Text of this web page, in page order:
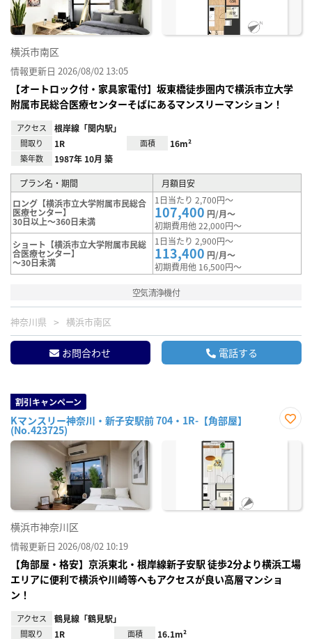
横浜市南区
情報更新日 2026/08/02 13:05
【オートロック付・家具家電付】坂東橋徒歩圏内で横浜市立大学
附属市民総合医療センターそばにあるマンスリーマンション！
アクセス 根岸線「関内駅」
間取り 1R 面積 16m²
築年数 1987年 10月 築
プラン名・期間
月額目安
ロング【横浜市立大学附属市民総合
医療センター】
30日以上～360日未満
1日当たり 2,700円～
107,400 円/月～
初期費用他 22,000円～
ショート【横浜市立大学附属市民総
合医療センター】
～30日未満
1日当たり 2,900円～
113,400 円/月～
初期費用他 16,500円～
空気清浄機付
神奈川県 横浜市南区
お問合わせ 電話する
割引キャンペーン
Kマンスリー神奈川・新子安駅前 704・1R-【角部屋】
(No.423725)
に入
横浜市神奈川区
情報更新日 2026/08/02 10:19
【角部屋・格安】京浜東北・根岸線新子安駅 徒歩2分より横浜工場
エリアに便利で横浜や川崎等へもアクセスが良い高層マンショ
ン！
アクセス 鶴見線「鶴見駅」
間取り 1R 面積 16.1m²